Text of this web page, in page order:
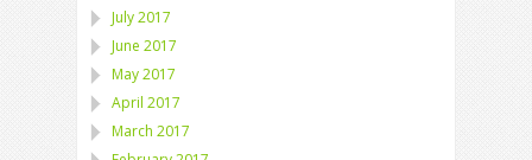
July 2017
June 2017
May 2017
April 2017
March 2017